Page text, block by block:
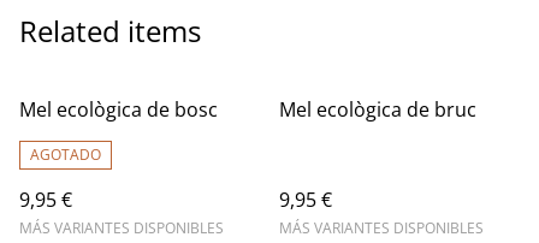
Related items
Mel ecològica de bosc
AGOTADO
9,95 €
MÁS VARIANTES DISPONIBLES
Mel ecològica de bruc
9,95 €
MÁS VARIANTES DISPONIBLES